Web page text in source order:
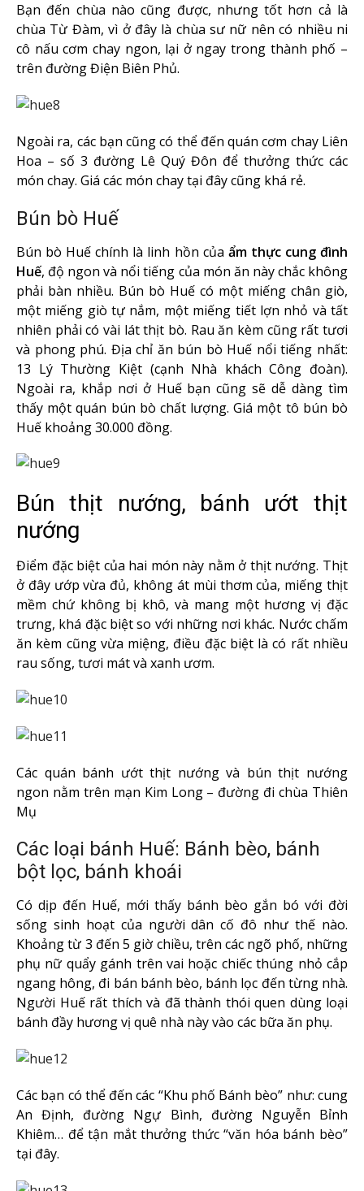
Bạn đến chùa nào cũng được, nhưng tốt hơn cả là
chùa Từ Đàm, vì ở đây là chùa sư nữ nên có nhiều ni
cô nấu cơm chay ngon, lại ở ngay trong thành phố –
trên đường Điện Biên Phủ.
Ngoài ra, các bạn cũng có thể đến quán cơm chay Liên
Hoa – số 3 đường Lê Quý Đôn để thưởng thức các
món chay. Giá các món chay tại đây cũng khá rẻ.
Bún bò Huế
Bún bò Huế chính là linh hồn của ẩm thực cung đình
Huế, độ ngon và nổi tiếng của món ăn này chắc không
phải bàn nhiều. Bún bò Huế có một miếng chân giò,
một miếng giò tự nắm, một miếng tiết lợn nhỏ và tất
nhiên phải có vài lát thịt bò. Rau ăn kèm cũng rất tươi
và phong phú. Địa chỉ ăn bún bò Huế nổi tiếng nhất:
13 Lý Thường Kiệt (cạnh Nhà khách Công đoàn).
Ngoài ra, khắp nơi ở Huế bạn cũng sẽ dễ dàng tìm
thấy một quán bún bò chất lượng. Giá một tô bún bò
Huế khoảng 30.000 đồng.
Bún thịt nướng, bánh ướt thịt
nướng
Điểm đặc biệt của hai món này nằm ở thịt nướng. Thịt
ở đây ướp vừa đủ, không át mùi thơm của, miếng thịt
mềm chứ không bị khô, và mang một hương vị đặc
trưng, khá đặc biệt so với những nơi khác. Nước chấm
ăn kèm cũng vừa miệng, điều đặc biệt là có rất nhiều
rau sống, tươi mát và xanh ươm.
Các quán bánh ướt thịt nướng và bún thịt nướng
ngon nằm trên mạn Kim Long – đường đi chùa Thiên
Mụ
Các loại bánh Huế: Bánh bèo, bánh
bột lọc, bánh khoái
Có dịp đến Huế, mới thấy bánh bèo gắn bó với đời
sống sinh hoạt của người dân cố đô như thế nào.
Khoảng từ 3 đến 5 giờ chiều, trên các ngõ phố, những
phụ nữ quẩy gánh trên vai hoặc chiếc thúng nhỏ cắp
ngang hông, đi bán bánh bèo, bánh lọc đến từng nhà.
Người Huế rất thích và đã thành thói quen dùng loại
bánh đầy hương vị quê nhà này vào các bữa ăn phụ.
Các bạn có thể đến các “Khu phố Bánh bèo” như: cung
An Định, đường Ngự Bình, đường Nguyễn Bỉnh
Khiêm… để tận mắt thưởng thức “văn hóa bánh bèo”
tại đây.